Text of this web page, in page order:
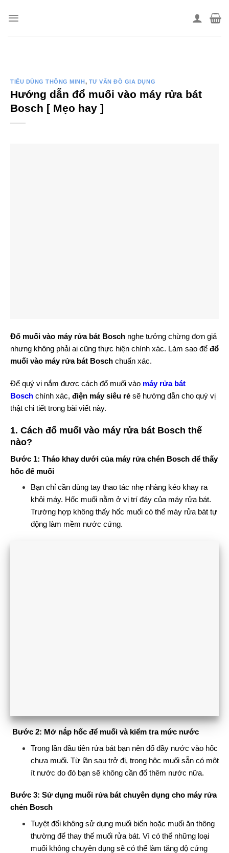
TIÊU DÙNG THÔNG MINH, TƯ VẤN ĐỒ GIA DỤNG
Hướng dẫn đổ muối vào máy rửa bát
Bosch [ Mẹo hay ]
Đổ muối vào máy rửa bát Bosch nghe tưởng chừng đơn giả
nhưng không phải ai cũng thực hiện chính xác. Làm sao để đổ
muối vào máy rửa bát Bosch chuẩn xác.
Để quý vị nắm được cách đổ muối vào máy rửa bát
Bosch chính xác, điện máy siêu rẻ sẽ hướng dẫn cho quý vị
thật chi tiết trong bài viết này.
1. Cách đổ muối vào máy rửa bát Bosch thế
nào?
Bước 1: Tháo khay dưới của máy rửa chén Bosch để thấy
hốc để muối
Bạn chỉ cần dùng tay thao tác nhẹ nhàng kéo khay ra
khỏi máy. Hốc muối nằm ở vị trí đáy của máy rửa bát.
Trường hợp không thấy hốc muối có thể máy rửa bát tự
động làm mềm nước cứng.
Bước 2: Mở nắp hốc để muối và kiểm tra mức nước
Trong lần đầu tiên rửa bát bạn nên đổ đầy nước vào hốc
chưa muối. Từ lần sau trở đi, trong hộc muối sẵn có một
ít nước do đó bạn sẽ không cần đổ thêm nước nữa.
Bước 3: Sử dụng muối rửa bát chuyên dụng cho máy rửa
chén Bosch
Tuyệt đối không sử dụng muối biển hoặc muối ăn thông
thường để thay thế muối rửa bát. Vì có thể những loại
muối không chuyên dụng sẽ có thể làm tăng độ cứng